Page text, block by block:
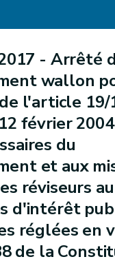
- Arrêté
wallon
l'article 19/
février
du
et aux
réviseurs
d'intérêt
réglées en
de la